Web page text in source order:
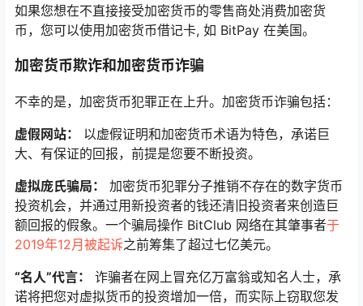
如果您想在不直接接受加密货币的零售商处消费加密货
币，您可以使用加密货币借记卡, 如 BitPay 在美国。
加密货币欺诈和加密货币诈骗
不幸的是，加密货币犯罪正在上升。加密货币诈骗包括：
虚假网站：
以虚假证明和加密货币术语为特色，承诺巨
大、有保证的回报，前提是您要不断投资。
虚拟庞氏骗局：
加密货币犯罪分子推销不存在的数字货币
投资机会，并通过用新投资者的钱还清旧投资者来创造巨
额回报的假象。一个骗局操作 BitClub 网络在其肇事者于
2019年12月被起诉之前筹集了超过七亿美元。
“名人”代言：
诈骗者在网上冒充亿万富翁或知名人士，承
诺将把您对虚拟货币的投资增加一倍，而实际上窃取您发